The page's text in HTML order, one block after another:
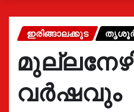
ഇരിങ്ങാലക്കുട
വർഷവും